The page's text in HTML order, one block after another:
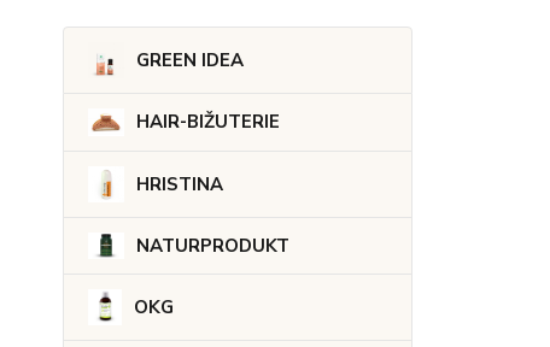
GREEN IDEA
HAIR-BIŽUTERIE
HRISTINA
NATURPRODUKT
OKG